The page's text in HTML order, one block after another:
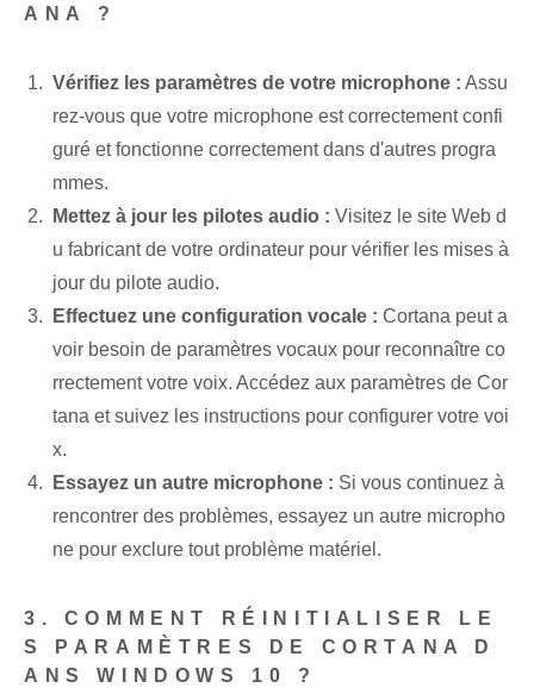
ANA ?
Vérifiez les paramètres de votre microphone : Assu
rez-vous que votre microphone⁤ est correctement confi
guré et fonctionne correctement dans d'autres progra
mmes.
Mettez à jour les pilotes audio : Visitez le site Web d
u fabricant de votre ordinateur pour vérifier les mises à
jour du pilote audio.
Effectuez une configuration vocale : Cortana⁢ peut a
voir besoin de ⁤paramètres vocaux pour reconnaître co
rrectement votre voix. Accédez aux paramètres de Cor
tana et suivez les instructions pour configurer votre voi
x.
Essayez un autre microphone : Si vous continuez à
rencontrer des problèmes, essayez un autre micropho
ne pour exclure tout problème matériel.
3. COMMENT RÉINITIALISER LE
S PARAMÈTRES DE CORTANA D
ANS WINDOWS 10 ?